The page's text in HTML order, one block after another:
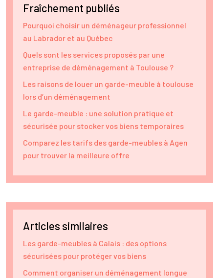
Fraîchement publiés
Pourquoi choisir un déménageur professionnel
au Labrador et au Québec
Quels sont les services proposés par une
entreprise de déménagement à Toulouse ?
Les raisons de louer un garde-meuble à toulouse
lors d’un déménagement
Le garde-meuble : une solution pratique et
sécurisée pour stocker vos biens temporaires
Comparez les tarifs des garde-meubles à Agen
pour trouver la meilleure offre
Articles similaires
Les garde-meubles à Calais : des options
sécurisées pour protéger vos biens
Comment organiser un déménagement longue